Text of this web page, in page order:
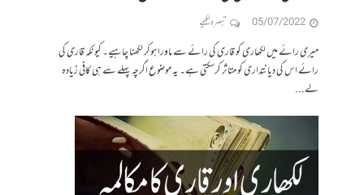
05/07/2022 تبصرہ لکھیے
میری رائے میں لکھاری کو قاری کی رائے سے ماورا ہوکر لکھنا چاہیے۔ کیونکہ قاری کی
رائے اس کی دیانتداری کو متاثر کرسکتی ہے۔ یہ موضوع اگرچہ پہلے سے ہی کافی زیادہ
لے...